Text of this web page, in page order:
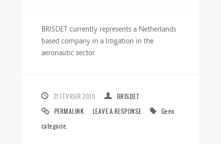
BRISDET currently represents a Netherlands
based company in a litigation in the
aeronautic sector
21 FÉVRIER 2019
BRISDET
PERMALINK
LEAVE A RESPONSE
Geen
categorie